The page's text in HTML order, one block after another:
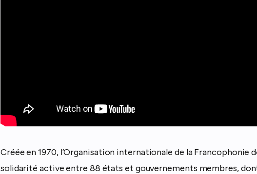
Créée en 1970, l’Organisation internationale de la Francophonie
solidarité active entre 88 états et gouvernements membres,